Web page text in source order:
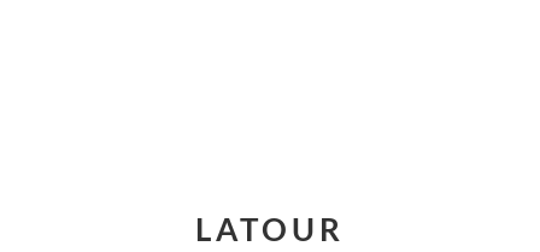
LATOUR